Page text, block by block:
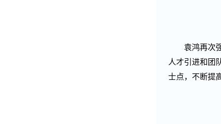
袁鸿再次
人才引进和团
士点，不断提